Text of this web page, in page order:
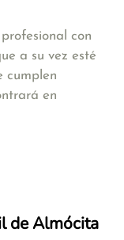
con
a su vez esté
cumplen
en
de Almócita